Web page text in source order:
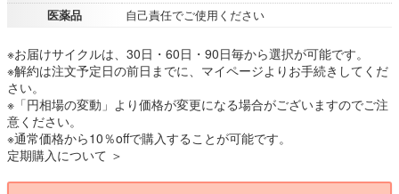
医薬品
自己責任でご使用ください
※お届けサイクルは、30日・60日・90日毎から選択が可能です。
※解約は注文予定日の前日までに、マイページよりお手続きしてくだ
さい。
※「円相場の変動」より価格が変更になる場合がございますのでご注
意ください。
※通常価格から10％offで購入することが可能です。
定期購入について ＞